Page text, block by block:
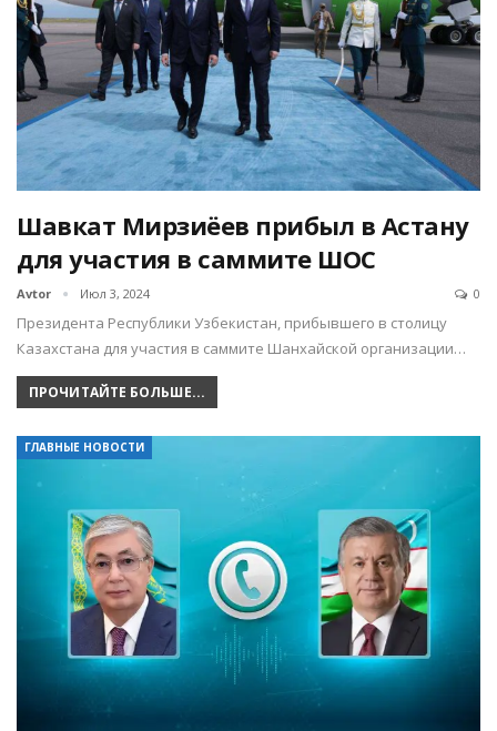
Шавкат Мирзиёев прибыл в Астану
для участия в саммите ШОС
Avtor Июл 3, 2024 0
Президента Республики Узбекистан, прибывшего в столицу
Казахстана для участия в саммите Шанхайской организации…
ПРОЧИТАЙТЕ БОЛЬШЕ...
ГЛАВНЫЕ НОВОСТИ